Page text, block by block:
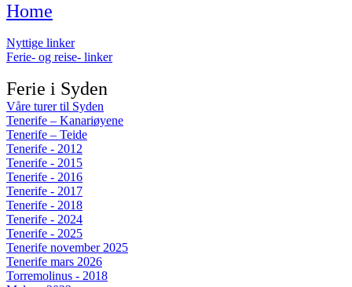
Home
Nyttige linker
Ferie- og reise- linker
Ferie i Syden
Våre turer til Syden
Tenerife – Kanariøyene
Tenerife – Teide
Tenerife - 2012
Tenerife - 2015
Tenerife - 2016
Tenerife - 2017
Tenerife - 2018
Tenerife - 2024
Tenerife - 2025
Tenerife november 2025
Tenerife mars 2026
Torremolinus - 2018